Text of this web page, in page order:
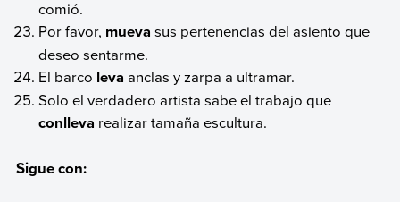
comió.
Por favor, mueva sus pertenencias del asiento que
deseo sentarme.
El barco leva anclas y zarpa a ultramar.
Solo el verdadero artista sabe el trabajo que
conlleva realizar tamaña escultura.
Sigue con: